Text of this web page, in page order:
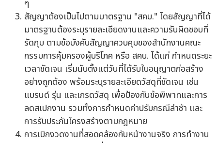
ๆ
สัญญาต้องเป็นไปตามมาตรฐาน "สคบ." โดยสัญญาที่ได้
มาตรฐานต้องระบุรายละเอียดงานและความรับผิดชอบที่
รัดกุม ตามข้อบังคับสัญญาควบคุมของสำนักงานคณะ
กรรมการคุ้มครองผู้บริโภค หรือ สคบ. ได้แก่ กำหนดระยะ
เวลาชัดเจน เริ่มนับตั้งแต่วันที่ได้รับใบอนุญาตก่อสร้าง
อย่างถูกต้อง พร้อมระบุรายละเอียดวัสดุที่ชัดเจน เช่น
แบรนด์ รุ่น และเกรดวัสดุ เพื่อป้องกันข้อพิพาทและการ
ลดสเปกงาน รวมทั้งการกำหนดค่าปรับกรณีล่าช้า และ
การรับประกันโครงสร้างตามกฎหมาย
การเบิกงวดงานที่สอดคล้องกับหน้างานจริง การทำงาน